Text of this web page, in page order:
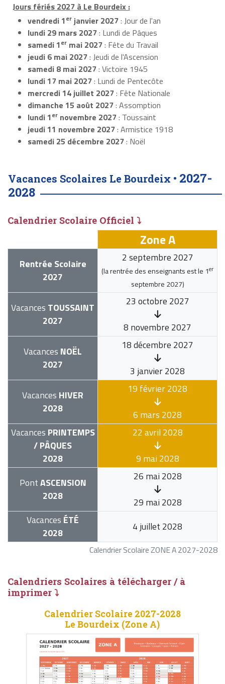
Jours fériés 2027 à Le Bourdeix :
vendredi 1er janvier 2027: Jour de l'an
lundi 29 mars 2027: Lundi de Pâques
samedi 1er mai 2027: Fête du Travail
jeudi 6 mai 2027: Jeudi de l'Ascension
samedi 8 mai 2027: Victoire 1945
lundi 17 mai 2027: Lundi de Pentecôte
mercredi 14 juillet 2027: Fête Nationale
dimanche 15 août 2027: Assomption
lundi 1er novembre 2027: Toussaint
jeudi 11 novembre 2027: Armistice 1918
samedi 25 décembre 2027: Noël
Vacances Scolaires Le Bourdeix • 2027-
2028
Calendrier Scolaire Officiel ⤵
Calendrier Scolaire ZONE A 2027-2028
Zone A
Rentrée Scolaire
2027
2 septembre 2027
(la rentrée des enseignants est le 1er
septembre 2027)
Vacances TOUSSAINT
2027
23 octobre 2027
8 novembre 2027
Vacances NOËL
2027
18 décembre 2027
3 janvier 2028
Vacances HIVER
2028
19 février 2028
6 mars 2028
Vacances PRINTEMPS
/ PÂQUES
2028
22 avril 2028
9 mai 2028
PontASCENSION
2028
26 mai 2028
29 mai 2028
Vacances ÉTÉ
2028
4 juillet 2028
Calendriers Scolaires à télécharger / à
imprimer ⤵
Calendrier Scolaire 2027-2028
Le Bourdeix (Zone A)